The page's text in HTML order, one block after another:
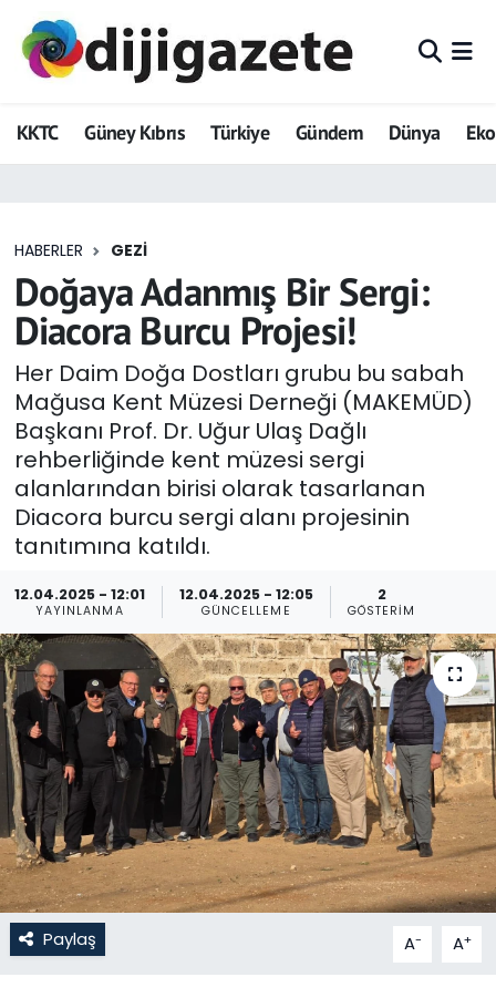
KKTC Güney Kıbrıs Türkiye Gündem Dünya
HABERLER GEZI
Doğaya Adanmış Bir Sergi:
Diacora Burcu Projesi!
Her Daim Doğa Dostları grubu bu sabah
Mağusa Kent Müzesi Derneği (MAKEMÜD)
Başkanı Prof. Dr. Uğur Ulaş Dağlı
rehberliğinde kent müzesi sergi
alanlarından birisi olarak tasarlanan
Diacora burcu sergi alanı projesinin
tanıtımına katıldı.
12.04.2025 - 12:01
YAYINLANMA
12.04.2025 - 12:05
GÜNCELLEME
2
GÖSTERIM
Paylaş A- A+
ADVERTORIAL
Dijigazete
Eğitim
Ekonomi
Foto Galeri
GEZİ
Güncel
Gündem
KKTC
KKTC YEREL SEÇİM 2018
Kültür Sanat
Magazin
Moda
Nöbetçi Eczaneler
Otomobil Dünyası
Hava Durumu
Trafik Durumu
Tüm Manşetler
Son Dakika Haberleri
Haber Arşivi